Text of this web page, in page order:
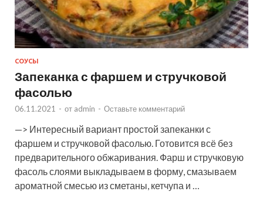
СОУСЫ
Запеканка с фаршем и стручковой
фасолью
06.11.2021 - от admin - Оставьте комментарий
—> Интересный вариант простой запеканки с
фаршем и стручковой фасолью. Готовится всё без
предварительного обжаривания. Фарш и стручковую
фасоль слоями выкладываем в форму, смазываем
ароматной смесью из сметаны, кетчупа и …